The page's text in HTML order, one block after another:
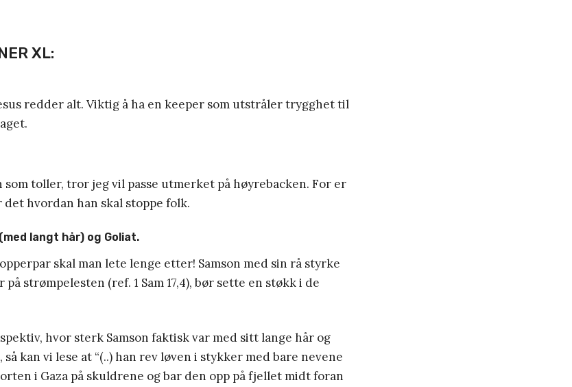
XL:
redder alt. Viktig å ha en keeper som utstråler trygghet til
toller, tror jeg vil passe utmerket på høyrebacken. For er
hvordan han skal stoppe folk.
langt hår) og Goliat.
skal man lete lenge etter! Samson med sin rå styrke
strømpelesten (ref. 1 Sam 17,4), bør sette en støkk i de
hvor sterk Samson faktisk var med sitt lange hår og
kan vi lese at “(..) han rev løven i stykker med bare nevene
i Gaza på skuldrene og bar den opp på fjellet midt foran